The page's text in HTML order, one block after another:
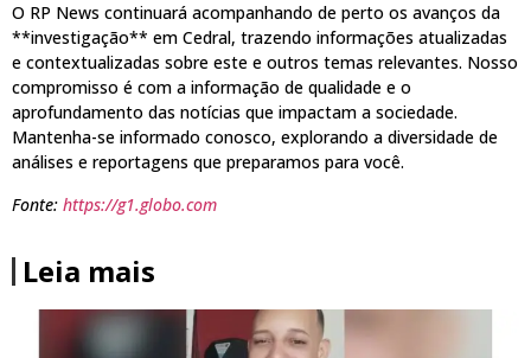
O RP News continuará acompanhando de perto os avanços da
**investigação** em Cedral, trazendo informações atualizadas
e contextualizadas sobre este e outros temas relevantes. Nosso
compromisso é com a informação de qualidade e o
aprofundamento das notícias que impactam a sociedade.
Mantenha-se informado conosco, explorando a diversidade de
análises e reportagens que preparamos para você.
Fonte: https://g1.globo.com
Leia mais